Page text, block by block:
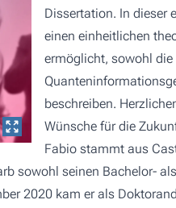
Dissertation. In dieser
einen einheitlichen
ermöglicht, sowohl
beschreiben.
Wünsche für die
Fabio stammt aus
sowohl seinen Bachelor-
2020 kam er als